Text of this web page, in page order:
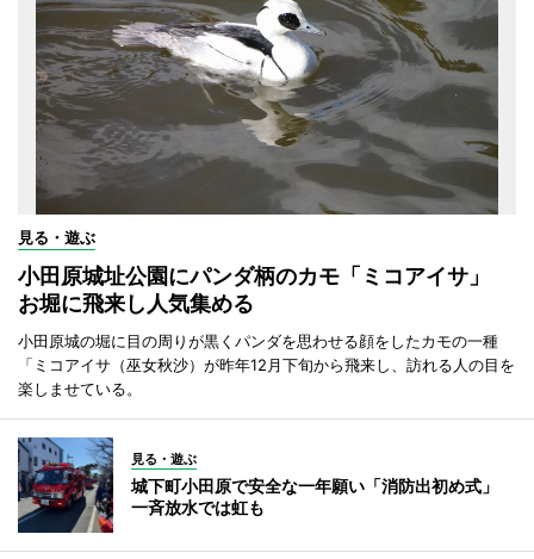
見る・遊ぶ
小田原城址公園にパンダ柄のカモ「ミコアイサ」
お堀に飛来し人気集める
小田原城の堀に目の周りが黒くパンダを思わせる顔をしたカモの一種
「ミコアイサ（巫女秋沙）が昨年12月下旬から飛来し、訪れる人の目を
楽しませている。
見る・遊ぶ
城下町小田原で安全な一年願い「消防出初め式」
一斉放水では虹も